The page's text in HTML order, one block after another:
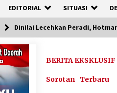
EDITORIAL SITUASI
Dinilai Lecehkan Peradi,
BERITA EKSKLUSIF
Sorotan Terbaru